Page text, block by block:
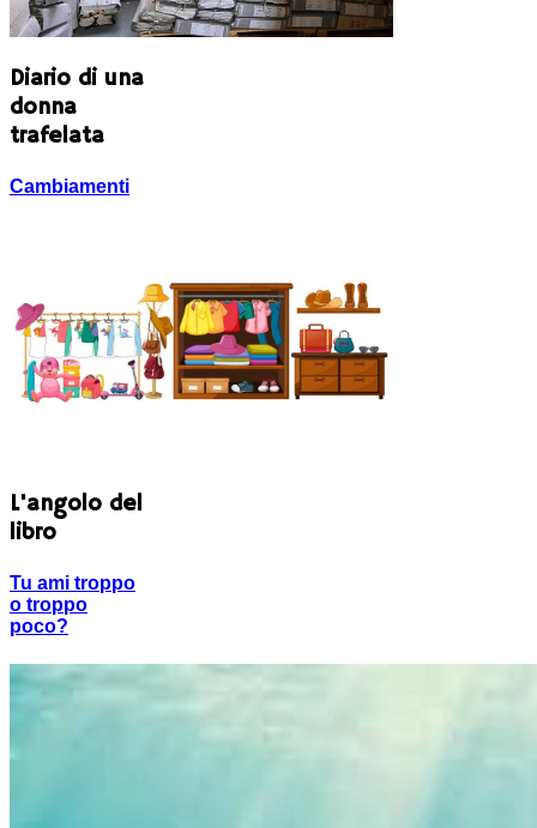
Diario di una
donna
trafelata
Cambiamenti
L'angolo del
libro
Tu ami troppo
o troppo
poco?